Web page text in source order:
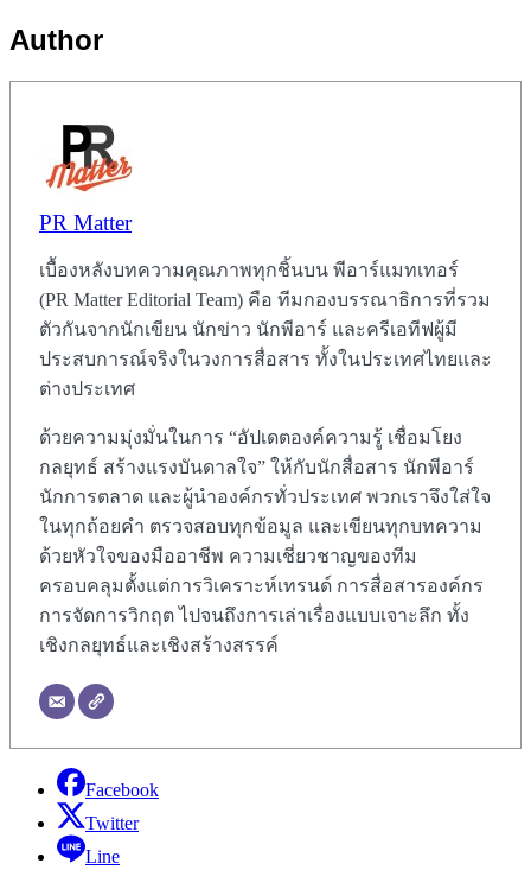
Author
PR Matter
เบื้องหลังบทความคุณภาพทุกชิ้นบน พีอาร์แมทเทอร์
(PR Matter Editorial Team) คือ ทีมกองบรรณาธิการที่รวม
ตัวกันจากนักเขียน นักข่าว นักพีอาร์ และครีเอทีฟผู้มี
ประสบการณ์จริงในวงการสื่อสาร ทั้งในประเทศไทยและ
ต่างประเทศ
ด้วยความมุ่งมั่นในการ “อัปเดตองค์ความรู้ เชื่อมโยง
กลยุทธ์ สร้างแรงบันดาลใจ” ให้กับนักสื่อสาร นักพีอาร์
นักการตลาด และผู้นำองค์กรทั่วประเทศ พวกเราจึงใส่ใจ
ในทุกถ้อยคำ ตรวจสอบทุกข้อมูล และเขียนทุกบทความ
ด้วยหัวใจของมืออาชีพ ความเชี่ยวชาญของทีม
ครอบคลุมตั้งแต่การวิเคราะห์เทรนด์ การสื่อสารองค์กร
การจัดการวิกฤต ไปจนถึงการเล่าเรื่องแบบเจาะลึก ทั้ง
เชิงกลยุทธ์และเชิงสร้างสรรค์
Facebook
Twitter
Line